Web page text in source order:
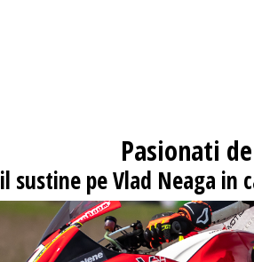
Pasionati
il sustine pe Vlad Neaga in